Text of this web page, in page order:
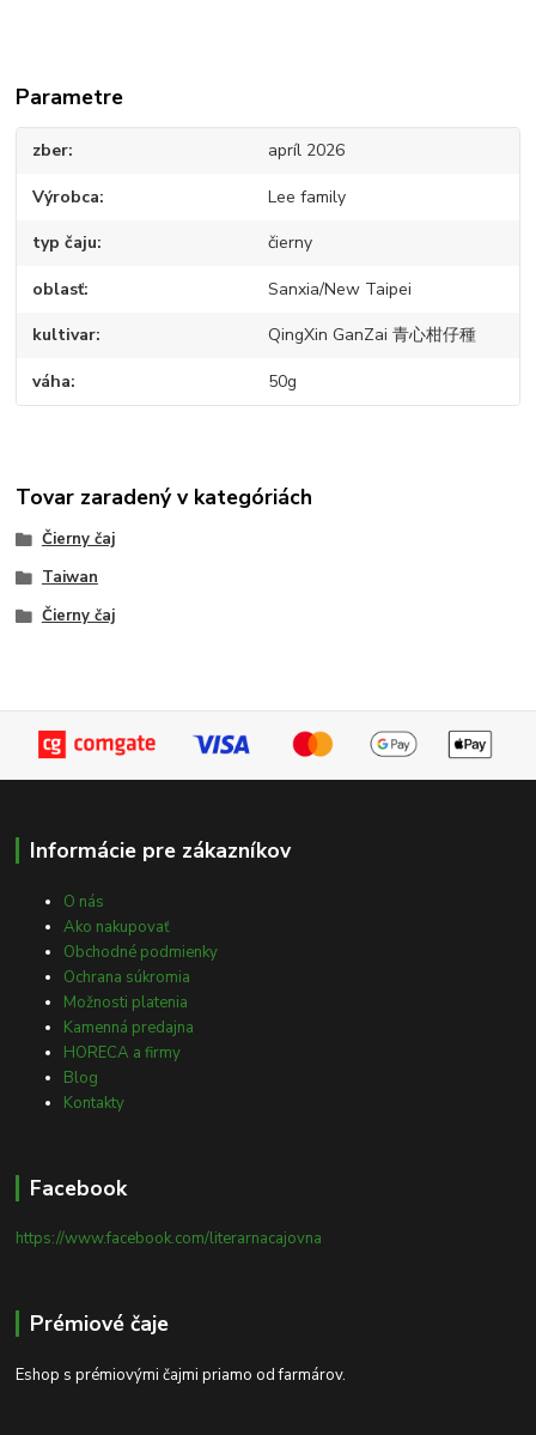
Parametre
zber apríl 2026
Výrobca Lee family
typ čaju čierny
oblasť Sanxia/New Taipei
kultivar QingXin GanZai 青心柑仔種
váha 50g
Tovar zaradený v kategóriách
Čierny čaj
Taiwan
Čierny čaj
Informácie pre zákazníkov
O nás
Ako nakupovať
Obchodné podmienky
Ochrana súkromia
Možnosti platenia
Kamenná predajna
HORECA a firmy
Blog
Kontakty
Facebook
https://www.facebook.com/literarnacajovna
Prémiové čaje
Eshop s prémiovými čajmi priamo od farmárov.